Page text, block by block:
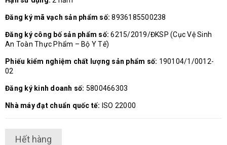
Đăng ký mã vạch sản phẩm số:8936185500238
Đăng ký công bố sản phẩm số: 6215/2019/ĐKSP (Cục Vệ Sinh
An Toàn Thực Phẩm – Bộ Y Tế)
Phiếu kiểm nghiệm chất lượng sản phẩm số: 190104/1/0012-
02
Đăng ký kinh doanh số: 5800466303
Nhà máy đạt chuẩn quốc tế: ISO 22000
Hết hàng